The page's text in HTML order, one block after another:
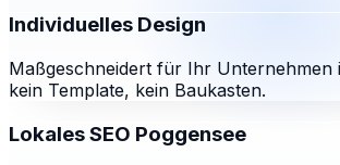
Individuelles Design
Maßgeschneidert für Ihr Unternehmen
kein Template, kein Baukasten.
Lokales SEO Poggensee